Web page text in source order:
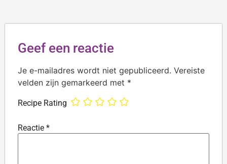
Geef een reactie
Je e-mailadres wordt niet gepubliceerd. Vereiste
velden zijn gemarkeerd met *
Recipe Rating
Reactie *